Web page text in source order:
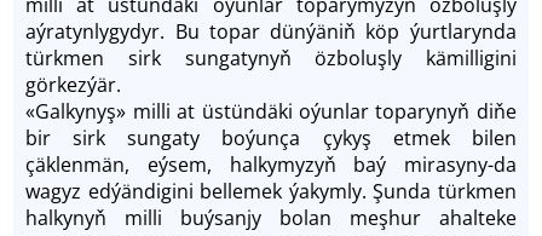
aýratynlygydyr. Bu topar dünýäniň köp ýurtlarynda
türkmen sirk sungatynyň özboluşly kämilligini
görkezýär.
«Galkynyş» milli at üstündäki oýunlar toparynyň diňe
bir sirk sungaty boýunça çykyş etmek bilen
çäklenmän, eýsem, halkymyzyň baý mirasyny-da
wagyz edýändigini bellemek ýakymly. Şunda türkmen
halkynyň milli buýsanjy bolan meşhur ahalteke